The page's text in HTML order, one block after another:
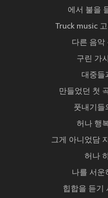
에서 불을
Truck music
다른 음악
구린 가
대중들
만들었던 첫
풋내기들
허나 행
그게 아니었담
허나
나를 서운
힙합을 듣기